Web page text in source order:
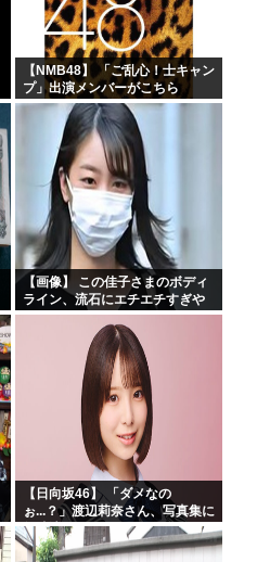
【NMB48】 「ご乱心！士キャン
プ」出演メンバーがこちら
【画像】 この佳子さまのボディ
ライン、流石にエチエチすぎや
ろ！
【日向坂46】 「ダメなの
ぉ...？」渡辺莉奈さん、写真集に
興味津々